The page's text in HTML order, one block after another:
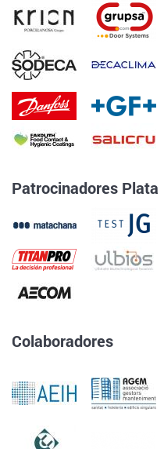
Patrocinadores Plata
Colaboradores